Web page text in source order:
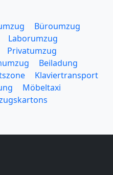
Büroumzug
Laborumzug
Privatumzug
Beiladung
Klaviertransport
Möbeltaxi